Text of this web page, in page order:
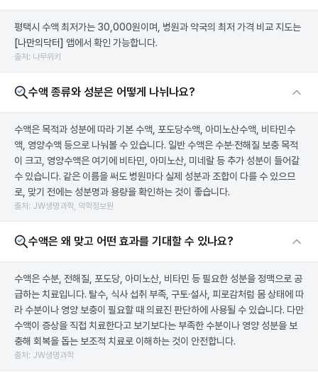
평택시 수액 최저가는 30,000원이며, 병원과 약국의 최저 가격 비교 지도는
[나만의닥터] 앱에서 확인 가능합니다.
출처: 나무위키
수액 종류와 성분은 어떻게 나뉘나요?
수액은 목적과 성분에 따라 기본 수액, 포도당수액, 아미노산수액, 비타민수
액, 영양수액 등으로 나눠볼 수 있습니다. 일반 수액은 수분·전해질 보충 목적
이 크고, 영양수액은 여기에 비타민, 아미노산, 미네랄 등 추가 성분이 들어갈
수 있습니다. 같은 이름을 써도 병원마다 실제 성분과 조합이 다를 수 있으므
로, 맞기 전에는 성분명과 용량을 확인하는 것이 좋습니다.
출처: JW생명과학, 약학정보원
수액은 왜 맞고 어떤 효과를 기대할 수 있나요?
수액은 수분, 전해질, 포도당, 아미노산, 비타민 등 필요한 성분을 정맥으로 공
급하는 치료입니다. 탈수, 식사 섭취 부족, 구토·설사, 피로감처럼 몸 상태에 따
라 수분이나 영양 보충이 필요할 때 의료진 판단하에 사용될 수 있습니다. 다만
수액이 증상을 직접 치료한다고 보기보다는 부족한 수분이나 영양 성분을 보
충해 회복을 돕는 보조적 치료로 이해하는 것이 안전합니다.
출처: JW생명과학